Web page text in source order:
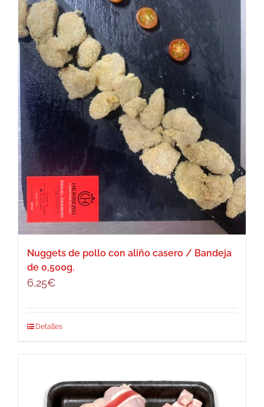
Nuggets de pollo con aliño casero / Bandeja
de 0,500g.
6,25€
Detalles